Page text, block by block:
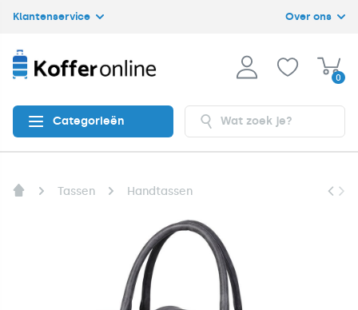
Klantenservice Over ons
0
Categorieën
Tassen Handtassen